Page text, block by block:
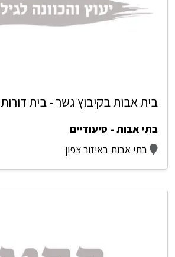
בית אבות בקיבוץ גשר - בית דורות
בתי אבות - סיעודיים
בתי אבות באיזור צפון